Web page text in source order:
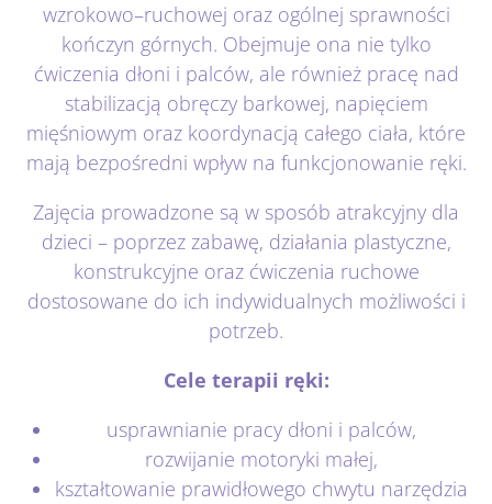
wzrokowo–ruchowej oraz ogólnej sprawności
kończyn górnych. Obejmuje ona nie tylko
ćwiczenia dłoni i palców, ale również pracę nad
stabilizacją obręczy barkowej, napięciem
mięśniowym oraz koordynacją całego ciała, które
mają bezpośredni wpływ na funkcjonowanie ręki.
Zajęcia prowadzone są w sposób atrakcyjny dla
dzieci – poprzez zabawę, działania plastyczne,
konstrukcyjne oraz ćwiczenia ruchowe
dostosowane do ich indywidualnych możliwości i
potrzeb.
Cele terapii ręki:
usprawnianie pracy dłoni i palców,
rozwijanie motoryki małej,
kształtowanie prawidłowego chwytu narzędzia